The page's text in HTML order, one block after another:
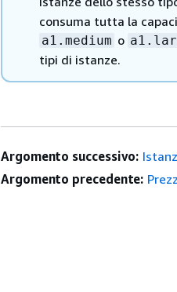
consuma tutta la
a1.medium o
tipi di istanze.
Argomento successivo:
Argomento precedente: